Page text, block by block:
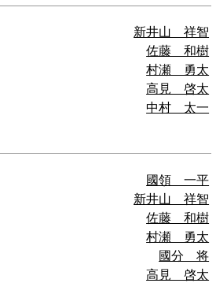
新井山 祥智
佐藤 和樹
村瀬 勇太
高見 啓太
中村 太一
國領 一平
新井山 祥智
佐藤 和樹
村瀬 勇太
國分 将
高見 啓太